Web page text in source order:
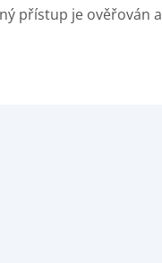
přístup je ověřován a